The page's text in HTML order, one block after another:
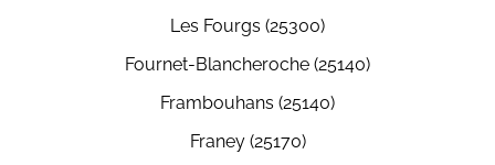
Les Fourgs (25300)
Fournet-Blancheroche (25140)
Frambouhans (25140)
Franey (25170)